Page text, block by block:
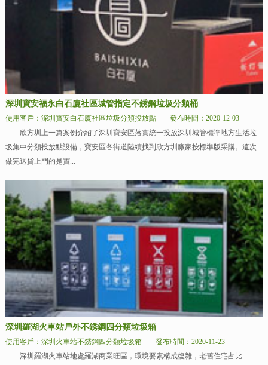
深圳寶安福永白石廈社區城管指定不銹鋼垃圾分類桶
使用客戶：深圳寶安白石廈社區垃圾分類投放點
發布時間：2020-12-03
欣方圳上一篇案例介紹了深圳寶安區落實統一投放深圳城管標準地方生活垃
圾集中分類投放點設備，寶安區各街道陸續找到欣方圳廠家按標準版采購。這次
做完送貨上門的是寶...
深圳羅湖火車站戶外不銹鋼四分類垃圾箱
使用客戶：深圳火車站不銹鋼四分類垃圾箱
發布時間：2020-11-23
深圳羅湖火車站地處羅湖商業旺區，環境要素構成復雜，老舊住宅占比